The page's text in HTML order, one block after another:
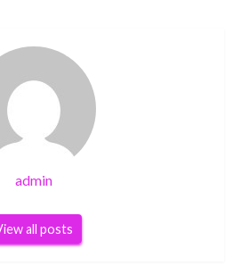
admin
all posts